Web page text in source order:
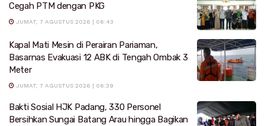
Cegah PTM dengan PKG
JUMAT, 7 AGUSTUS 2026 | 06:43
Kapal Mati Mesin di Perairan Pariaman,
Basarnas Evakuasi 12 ABK di Tengah Ombak 3
Meter
JUMAT, 7 AGUSTUS 2026 | 06:39
Bakti Sosial HJK Padang, 330 Personel
Bersihkan Sungai Batang Arau hingga Bagikan